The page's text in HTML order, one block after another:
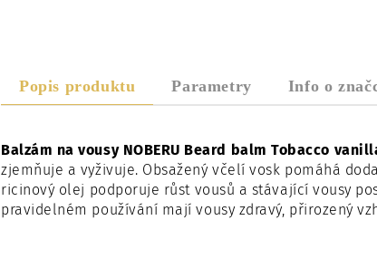
Popis produktu Parametry Info o
Balzám na vousy NOBERU Beard balm Tobacco
zjemňuje a vyživuje. Obsažený včelí vosk pomáhá
ricinový olej podporuje růst vousů a stávající vousy
pravidelném používání mají vousy zdravý, přirozený